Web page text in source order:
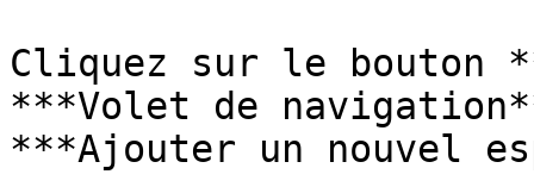
Cliquez sur le
***Volet de
***Ajouter un nouvel